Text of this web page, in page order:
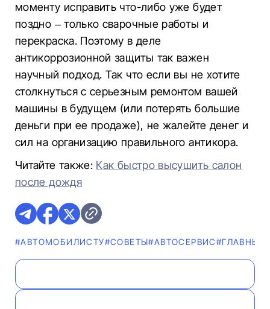
моменту исправить что-либо уже будет
поздно – только сварочные работы и
перекраска. Поэтому в деле
антикоррозионной защиты так важен
научный подход. Так что если вы не хотите
столкнуться с серьезным ремонтом вашей
машины в будущем (или потерять большие
деньги при ее продаже), не жалейте денег и
сил на организацию правильного антикора.
Читайте также: Как быстро высушить салон
после дождя
#АВТОМОБИЛИСТУ#СОВЕТЫ#АВТОСЕРВИС#ГЛАВНЫЕ